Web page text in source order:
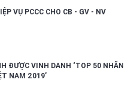
VỤ PCCC CHO CB - GV - NV
ĐƯỢC VINH DANH ‘TOP 50 NHÃN
NAM 2019’